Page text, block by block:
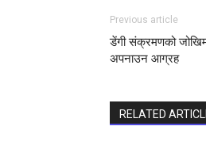
Previous article
डेंगी संक्रमणको जोखिम
अपनाउन आग्रह
RELATED